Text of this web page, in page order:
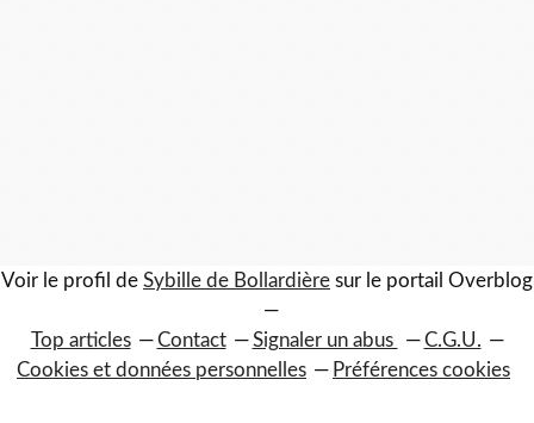
Voir le profil de Sybille de Bollardière sur le portail Overblog
Top articles Contact Signaler un abus
C.G.U.
Cookies et données personnelles
Préférences cookies